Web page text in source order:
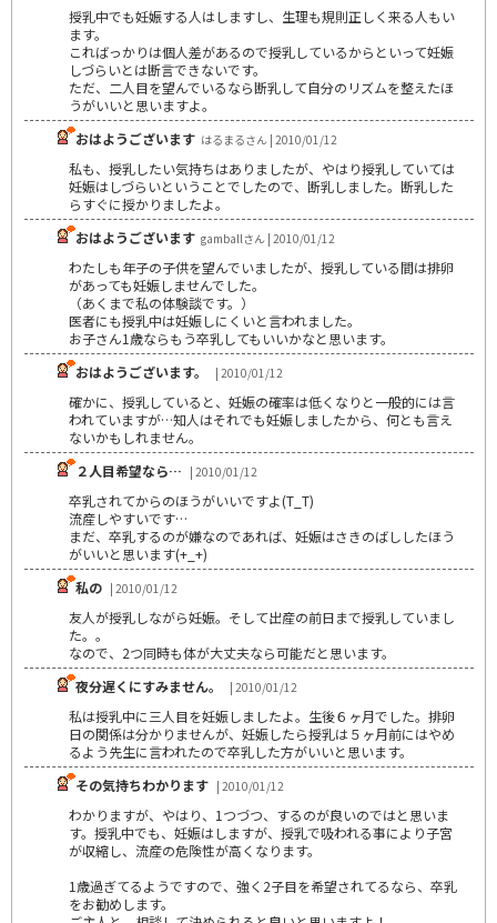
授乳中でも妊娠する人はしますし、生理も規則正しく来る人もい
ます。
こればっかりは個人差があるので授乳しているからといって妊娠
しづらいとは断言できないです。
ただ、二人目を望んでいるなら断乳して自分のリズムを整えたほ
うがいいと思いますよ。
おはようございます はるまるさん | 2010/01/12
私も、授乳したい気持ちはありましたが、やはり授乳していては
妊娠はしづらいということでしたので、断乳しました。断乳した
らすぐに授かりましたよ。
おはようございます gamballさん | 2010/01/12
わたしも年子の子供を望んでいましたが、授乳している間は排卵
があっても妊娠しませんでした。
（あくまで私の体験談です。）
医者にも授乳中は妊娠しにくいと言われました。
お子さん1歳ならもう卒乳してもいいかなと思います。
おはようございます。
| 2010/01/12
確かに、授乳していると、妊娠の確率は低くなりと一般的には言
われていますが…知人はそれでも妊娠しましたから、何とも言え
ないかもしれません。
２人目希望なら… | 2010/01/12
卒乳されてからのほうがいいですよ(T_T)
流産しやすいです…
まだ、卒乳するのが嫌なのであれば、妊娠はさきのばししたほう
がいいと思います(+_+)
私の | 2010/01/12
友人が授乳しながら妊娠。そして出産の前日まで授乳していまし
た。。
なので、2つ同時も体が大丈夫なら可能だと思います。
夜分遅くにすみません。
| 2010/01/12
私は授乳中に三人目を妊娠しましたよ。生後６ヶ月でした。排卵
日の関係は分かりませんが、妊娠したら授乳は５ヶ月前にはやめ
るよう先生に言われたので卒乳した方がいいと思います。
その気持ちわかります | 2010/01/12
わかりますが、やはり、1つづつ、するのが良いのではと思いま
す。授乳中でも、妊娠はしますが、授乳で吸われる事により子宮
が収縮し、流産の危険性が高くなります。
1歳過ぎてるようですので、強く2子目を希望されてるなら、卒乳
をお勧めします。